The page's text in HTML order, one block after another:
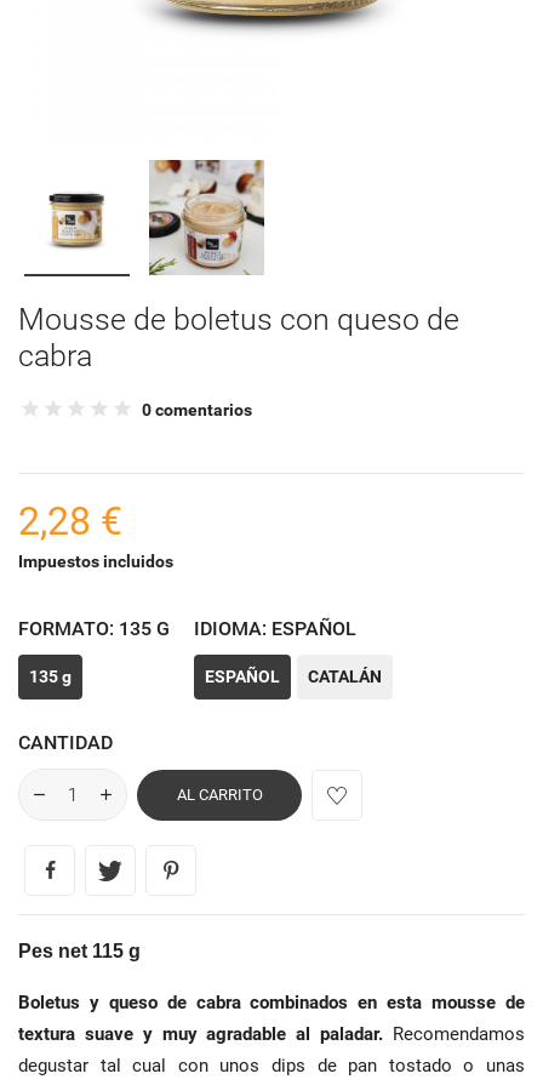
Mousse de boletus con queso de
cabra
0 comentarios
2,28 €
Impuestos incluidos
FORMATO: 135 G
135 g
IDIOMA: ESPAÑOL
ESPAÑOL CATALÁN
CANTIDAD
AL CARRITO
Pes net 115 g
Boletus y queso de cabra combinados en esta mousse de
textura suave y muy agradable al paladar. Recomendamos
degustar tal cual con unos dips de pan tostado o unas